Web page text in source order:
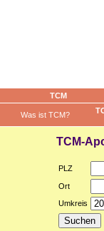
TCM
Was ist TCM?
TCM-
PLZ
Ort
Umkreis